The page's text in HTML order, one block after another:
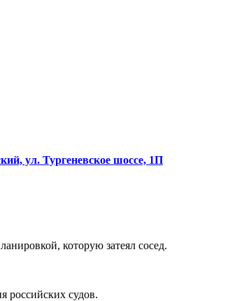
ул. Тургеневское шоссе, 1П
которую затеял сосед.
российских судов.